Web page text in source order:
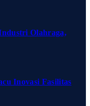
Olahraga,
Inovasi Fasilitas